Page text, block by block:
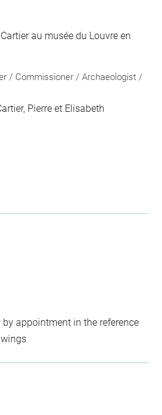
au musée du Louvre en
/ Commissioner / Archaeologist /
Pierre et Elisabeth
appointment in the reference